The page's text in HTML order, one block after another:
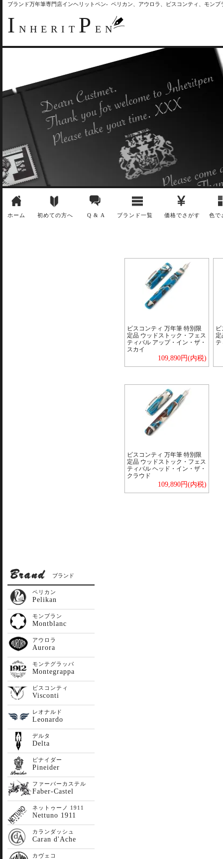
ブランド万年筆専門店インヘリットペン- ペリカン、アウロラ、ビスコンティ、モン
I NHERIT P EN
ホーム 初めての方へ Q & A ブランド一覧 価格でさがす 色で
ビスコンティ 万年筆 特別限
定品 ウッドストック・フェス
ティバル アップ・イン・ザ・
スカイ
109,890円(内税)
定
テ
ビスコンティ 万年筆 特別限
定品 ウッドストック・フェス
ティバル ヘッド・イン・ザ・
クラウド
109,890円(内税)
ブランド
ペリカン
Pelikan
モンブラン
Montblanc
アウロラ
Aurora
モンテグラッパ
Montegrappa
ビスコンティ
Visconti
レオナルド
Leonardo
デルタ
Delta
ピナイダー
Pineider
ファーバーカステル
Faber-Castel
ネットゥーノ 1911
Nettuno 1911
カランダッシュ
Caran d'Ache
カヴェコ